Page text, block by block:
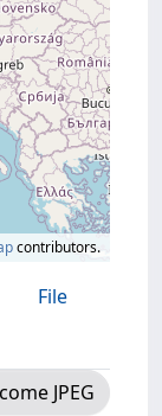
contributors.
File
JPEG